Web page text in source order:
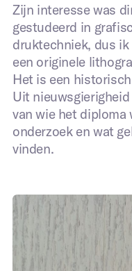
Zijn interesse was
gestudeerd in
druktechniek, dus
een originele
Het is een
Uit
van wie het diploma
onderzoek en wat
vinden.
Telefoonnummer *
Meer informatie
Ja, ik ben
statement